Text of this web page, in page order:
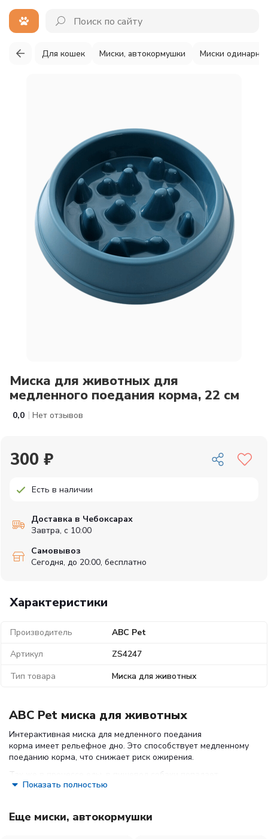
Для кошек Миски, автокормушки Миски
Миска для животных для
медленного поедания корма, 22 см
0,0 | Нет отзывов
Характеристики
Производитель
ABC Pet
Артикул
ZS4247
Тип товара
Миска для животных
300 ₽
Есть в наличии
Доставка в Чебоксарах
Завтра, с 10:00
Самовывоз
Сегодня, до 20:00, бесплатно
ABC Pet миска для животных
Интерактивная миска для медленного поедания
корма имеет рельефное дно. Это способствует медленному
поеданию корма, что снижает риск ожирения.
Так же в процессе еды, в пищевод собаки попадает
меньше воздуха, что способствует лучшему усвоению
Размер: 22 ширина дна, высота 4,5 см, 17 см ширина
рабочей поверхноси.
Цвет в ассортименте. Материал:
Показать полностью
Еще миски, автокормушки